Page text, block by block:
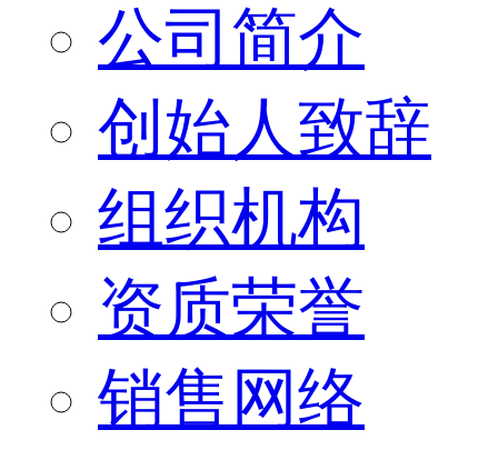
公司简介
创始人致辞
组织机构
资质荣誉
销售网络